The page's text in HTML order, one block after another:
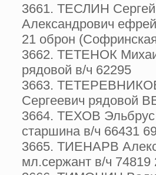
3661. ТЕСЛИН Сергей
Александрович
21 оброн
3662. ТЕТЕНОК
рядовой в/ч 62295
3663.
Сергеевич рядовой
3664. ТЕХОВ
старшина в/ч 66431
3665. ТИЕНАРВ
мл.сержант в/ч 74819